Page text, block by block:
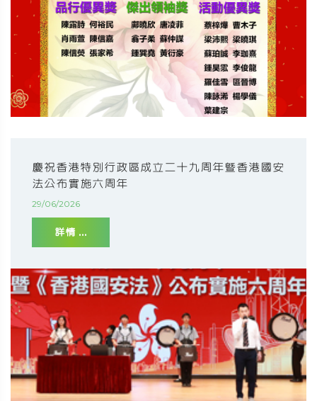
慶祝香港特別行政區成立二十九周年暨香港國安
法公布實施六周年
29/06/2026
詳情 ...